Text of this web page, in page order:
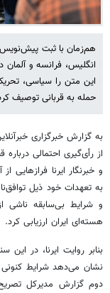
هم‌زمان با ثبت پیش‌نویس
انگلیس، فرانسه و آلمان
این متن را سیاسی،
حمله به قربانی توصیف
به گزارش خبرگزاری
از رأی‌گیری احتمالی
و خبرنگار ایرنا فرازهایی
به تعهدات خود ذیل
و شرایط بی‌سابقه ناشی
هسته‌ای ایران ارزیابی کرد.
بنابر روایت ایرنا، در
نشان می‌دهد شرایط
دوم گزارش مدیرکل